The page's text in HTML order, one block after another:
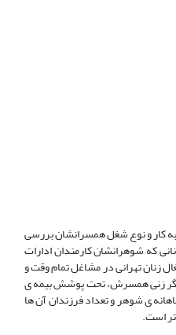
به کار و نوع شغل همسرانشان بررسی
ی تنظیم شده میان زنانی که شوهرانشان کارمندان ادارات
زنان تهرانی در مشاغل تمام وقت و
اگر زنی همسرش، تحت پوشش بیمه ی
ی شوهر و تعداد فرزندان آن ها
است.